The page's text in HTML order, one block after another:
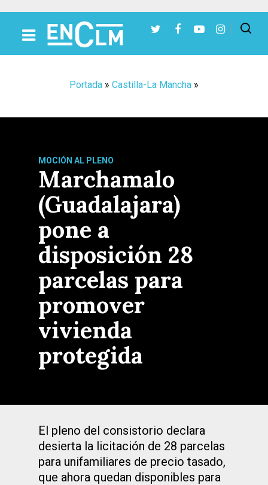
Portada » Castilla-La Mancha »
MOCIÓN AL PLENO
Marchamalo
(Guadalajara)
pone a
disposición 28
parcelas para
promover
vivienda
protegida
El pleno del consistorio declara
desierta la licitación de 28 parcelas
para unifamiliares de precio tasado,
que ahora quedan disponibles para